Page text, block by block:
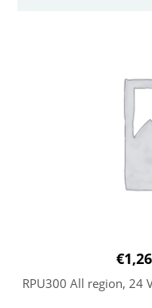
€
RPU300 All region, 24